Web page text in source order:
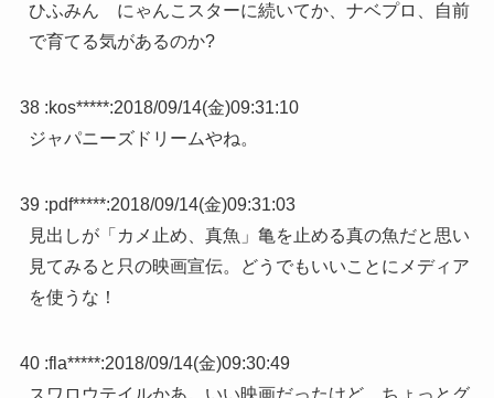
ひふみん にゃんこスターに続いてか、ナベプロ、自前
で育てる気があるのか?
38 :kos*****:2018/09/14(金)09:31:10
ジャパニーズドリームやね。
39 :pdf*****:2018/09/14(金)09:31:03
見出しが「カメ止め、真魚」亀を止める真の魚だと思い
見てみると只の映画宣伝。どうでもいいことにメディア
を使うな！
40 :fla*****:2018/09/14(金)09:30:49
スワロウテイルかあ。いい映画だったけど、ちょっとグ